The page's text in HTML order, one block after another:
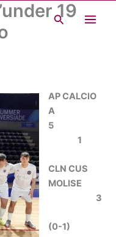
Cerca
19
AP CALCIO
A
5
1
CLN CUS
MOLISE
3
(0-1)